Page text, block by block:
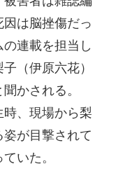
は脳挫傷だっ
連載を担当し
（伊原六花）
かされる。
、現場から梨
が目撃されて
いた。